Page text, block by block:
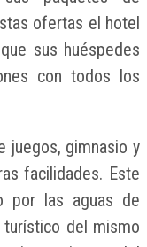
ofertas el hotel
sus huéspedes
con todos los
juegos, gimnasio y
facilidades. Este
por las aguas de
turístico del mismo